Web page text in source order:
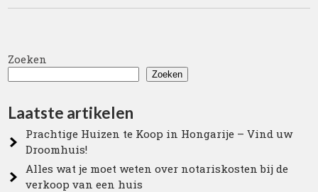
Zoeken
Zoeken
Laatste artikelen
Prachtige Huizen te Koop in Hongarije – Vind uw
Droomhuis!
Alles wat je moet weten over notariskosten bij de
verkoop van een huis